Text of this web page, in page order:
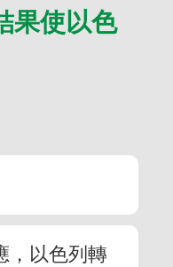
果使以色
，以色列轉